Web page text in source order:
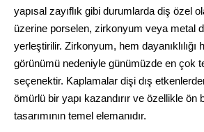
yapısal zayıflık gibi durumlarda diş özel
üzerine porselen, zirkonyum veya metal
yerleştirilir. Zirkonyum, hem dayanıklılığı
görünümü nedeniyle günümüzde en çok
seçenektir. Kaplamalar dişi dış
ömürlü bir yapı kazandırır ve özellikle ön
tasarımının temel elemanıdır.